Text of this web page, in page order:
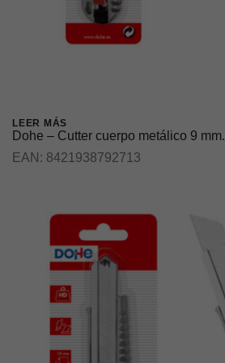
LEER MÁS
Dohe – Cutter cuerpo metálico 9 mm.
EAN: 8421938792713